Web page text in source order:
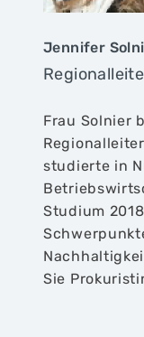
Jennifer
Frau Solnier
studierte in
Studium
Sie